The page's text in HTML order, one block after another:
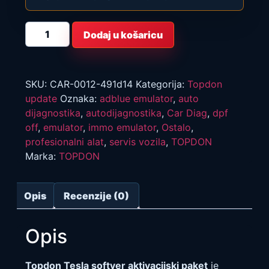
Topdon
Tesla
software
Dodaj u košaricu
SKU: CAR-0012-491d14 Kategorija: Topdon
update Oznaka: adblue emulator, auto
dijagnostika, autodijagnostika, Car Diag, dpf
off, emulator, immo emulator, Ostalo,
profesionalni alat, servis vozila, TOPDON
Marka: TOPDON
Opis Recenzije (0)
Opis
Topdon Tesla softver aktivacijski paket je